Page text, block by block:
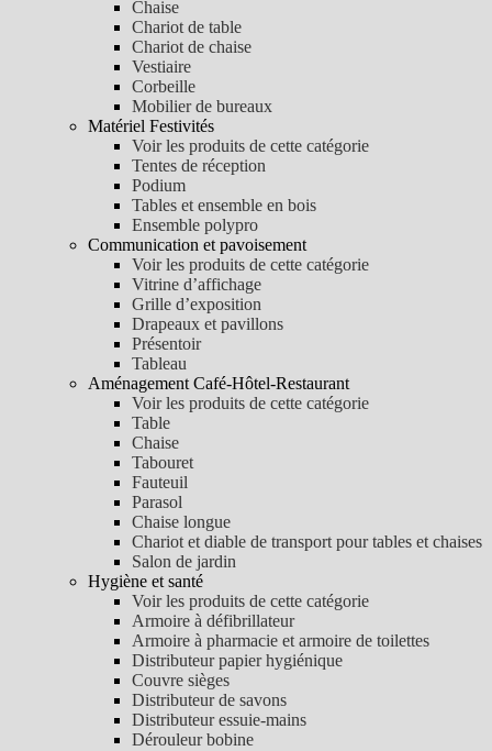
Chaise
Chariot de table
Chariot de chaise
Vestiaire
Corbeille
Mobilier de bureaux
Matériel Festivités
Voir les produits de cette catégorie
Tentes de réception
Podium
Tables et ensemble en bois
Ensemble polypro
Communication et pavoisement
Voir les produits de cette catégorie
Vitrine d’affichage
Grille d’exposition
Drapeaux et pavillons
Présentoir
Tableau
Aménagement Café-Hôtel-Restaurant
Voir les produits de cette catégorie
Table
Chaise
Tabouret
Fauteuil
Parasol
Chaise longue
Chariot et diable de transport pour tables et chaises
Salon de jardin
Hygiène et santé
Voir les produits de cette catégorie
Armoire à défibrillateur
Armoire à pharmacie et armoire de toilettes
Distributeur papier hygiénique
Couvre sièges
Distributeur de savons
Distributeur essuie-mains
Dérouleur bobine